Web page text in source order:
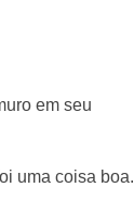
em seu
uma coisa boa.